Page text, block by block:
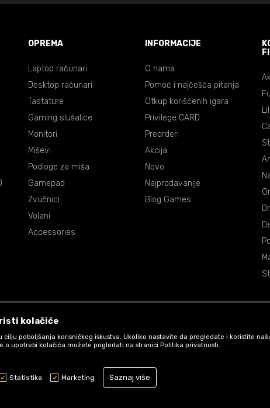
OPREMA
Laptop računari
Desktop računari
Tastature
Gaming slušalice
Monitori
Miševi
Podloge za miša
Gamepad
Zvučnici
Volani
Accessories
INFORMACIJE
O nama
Pomoć i najčešća pitanja
Otkup korišćenih igara
Privilege CARD
Preorderi
Akcija
Novo
Najprodavanije
Blog Games
Uslovi korišćenja web shopa
kolačiće
cilju poboljšanja korisničkog iskustva. Ukoliko nastavite da pregledate i koristite
o upotrebi kolačića možete pogledati na stranici Politika privatnosti.
Statistika Marketing Saznaj više